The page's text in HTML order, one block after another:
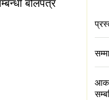
बोलपत्र